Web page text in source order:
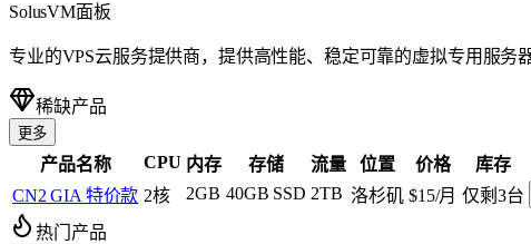
SolusVM面板
专业的VPS云服务提供商，提供高性能、稳定可靠的虚拟专用服务
稀缺产品
更多
产品名称 CPU 内存 存储 流量 位置 价格 库存
CN2 GIA 特价款 2核 2GB 40GB SSD 2TB 洛杉矶 $15/月 仅剩3台
热门产品